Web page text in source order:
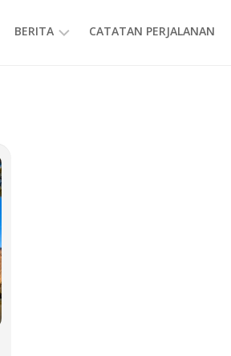
BERITA CATATAN PERJALANAN